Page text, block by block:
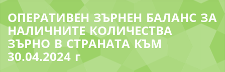
ОПЕРАТИВЕН ЗЪРНЕН БАЛАНС ЗА
НАЛИЧНИТЕ КОЛИЧЕСТВА
ЗЪРНО В СТРАНАТА КЪМ
30.04.2024 г